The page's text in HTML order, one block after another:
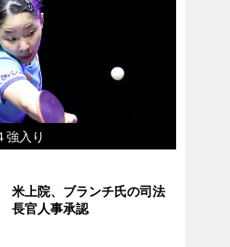
強入り
米上院、ブランチ氏の司法
長官人事承認